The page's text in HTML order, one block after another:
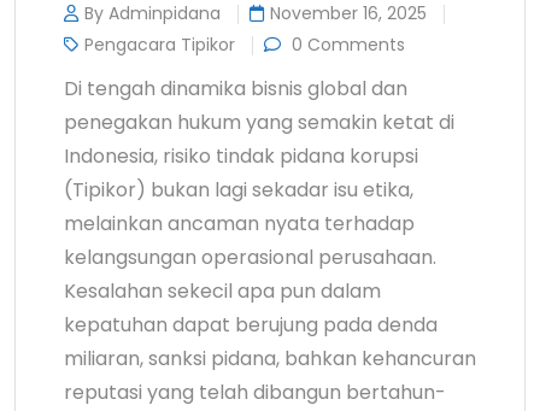
By Adminpidana
November 16, 2025
Pengacara Tipikor
0 Comments
Di tengah dinamika bisnis global dan
penegakan hukum yang semakin ketat di
Indonesia, risiko tindak pidana korupsi
(Tipikor) bukan lagi sekadar isu etika,
melainkan ancaman nyata terhadap
kelangsungan operasional perusahaan.
Kesalahan sekecil apa pun dalam
kepatuhan dapat berujung pada denda
miliaran, sanksi pidana, bahkan kehancuran
reputasi yang telah dibangun bertahun-